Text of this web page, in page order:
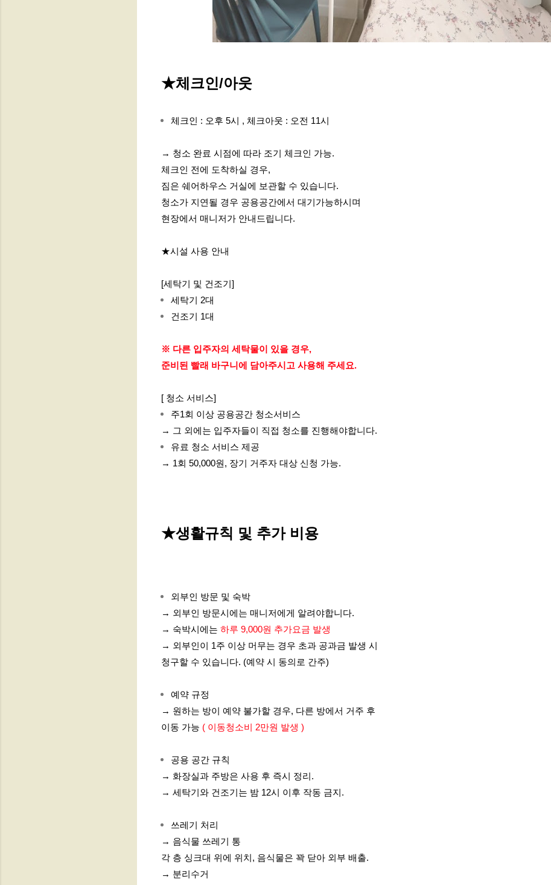
★체크인/아웃
체크인 : 오후 5시 , 체크아웃 : 오전 11시
→ 청소 완료 시점에 따라 조기 체크인 가능.
체크인 전에 도착하실 경우,
짐은 쉐어하우스 거실에 보관할 수 있습니다.
청소가 지연될 경우 공용공간에서 대기가능하시며
현장에서 매니저가 안내드립니다.
★시설 사용 안내
[세탁기 및 건조기]
세탁기 2대
건조기 1대
※ 다른 입주자의 세탁물이 있을 경우,
준비된 빨래 바구니에 담아주시고 사용해 주세요.
[ 청소 서비스]
주1회 이상 공용공간 청소서비스
→ 그 외에는 입주자들이 직접 청소를 진행해야합니다.
유료 청소 서비스 제공
→ 1회 50,000원, 장기 거주자 대상 신청 가능.
★생활규칙 및 추가 비용
외부인 방문 및 숙박
→ 외부인 방문시에는 매니저에게 알려야합니다.
→ 숙박시에는 하루 9,000원 추가요금 발생
→ 외부인이 1주 이상 머무는 경우 초과 공과금 발생 시
청구할 수 있습니다. (예약 시 동의로 간주)
예약 규정
→ 원하는 방이 예약 불가할 경우, 다른 방에서 거주 후
이동 가능 ( 이동청소비 2만원 발생 )
공용 공간 규칙
→ 화장실과 주방은 사용 후 즉시 정리.
→ 세탁기와 건조기는 밤 12시 이후 작동 금지.
쓰레기 처리
→ 음식물 쓰레기 통
각 층 싱크대 위에 위치, 음식물은 꽉 닫아 외부 배출.
→ 분리수거